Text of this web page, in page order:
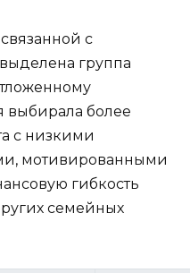
с
группа
выбирала более
с низкими
мотивированными
гибкость
семейных